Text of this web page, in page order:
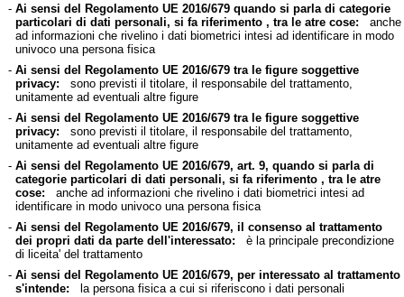
- Ai sensi del Regolamento UE 2016/679 quando si parla di categorie
particolari di dati personali, si fa riferimento , tra le atre cose: anche
ad informazioni che rivelino i dati biometrici intesi ad identificare in modo
univoco una persona fisica
- Ai sensi del Regolamento UE 2016/679 tra le figure soggettive
privacy: sono previsti il titolare, il responsabile del trattamento,
unitamente ad eventuali altre figure
- Ai sensi del Regolamento UE 2016/679 tra le figure soggettive
privacy: sono previsti il titolare, il responsabile del trattamento,
unitamente ad eventuali altre figure
- Ai sensi del Regolamento UE 2016/679, art. 9, quando si parla di
categorie particolari di dati personali, si fa riferimento , tra le atre
cose: anche ad informazioni che rivelino i dati biometrici intesi ad
identificare in modo univoco una persona fisica
- Ai sensi del Regolamento UE 2016/679, il consenso al trattamento
dei propri dati da parte dell'interessato: è la principale precondizione
di liceita' del trattamento
- Ai sensi del Regolamento UE 2016/679, per interessato al trattamento
s'intende: la persona fisica a cui si riferiscono i dati personali